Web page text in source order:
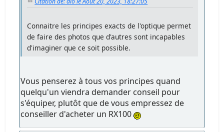
Connaitre les principes exacts de l'optique permet
de faire des photos que d'autres sont incapables
d'imaginer que ce soit possible.
Vous penserez à tous vos principes quand
quelqu'un viendra demander conseil pour
s'équiper, plutôt que de vous empressez de
conseiller d'acheter un RX100